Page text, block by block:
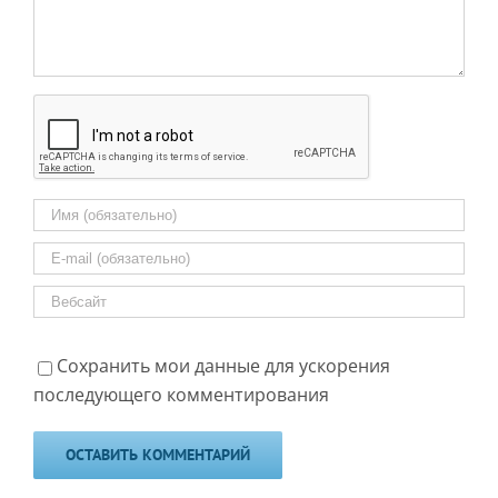
Сохранить мои данные для ускорения
последующего комментирования